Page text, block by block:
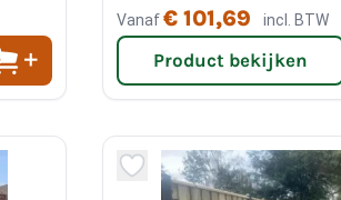
Vanaf€ 101,69 incl. BTW
Product bekijken